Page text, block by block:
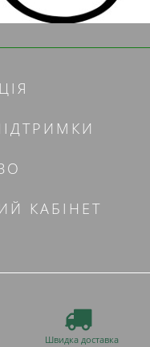
КАБІНЕТ
Швидка доставка